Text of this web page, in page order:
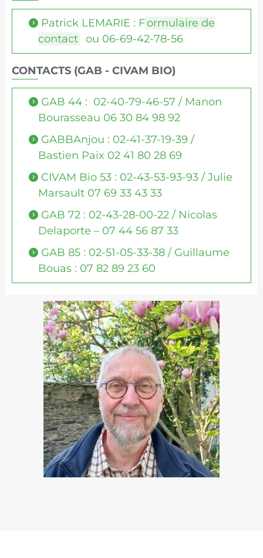
Patrick LEMARIE : Formulaire de
contact ou 06-69-42-78-56
CONTACTS (GAB - CIVAM BIO)
GAB 44 : 02-40-79-46-57 / Manon
Bourasseau 06 30 84 98 92
GABBAnjou : 02-41-37-19-39 /
Bastien Paix 02 41 80 28 69
CIVAM Bio 53 : 02-43-53-93-93 / Julie
Marsault 07 69 33 43 33
GAB 72 : 02-43-28-00-22 / Nicolas
Delaporte – 07 44 56 87 33
GAB 85 : 02-51-05-33-38 / Guillaume
Bouas : 07 82 89 23 60